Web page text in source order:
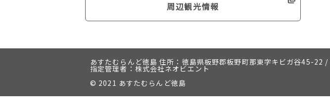
周辺観光情報
あすたむらんど徳島 住所：徳島県板野郡板野町那東字キビガ谷45-22 /
指定管理者：株式会社ネオビエント
© 2021 あすたむらんど徳島